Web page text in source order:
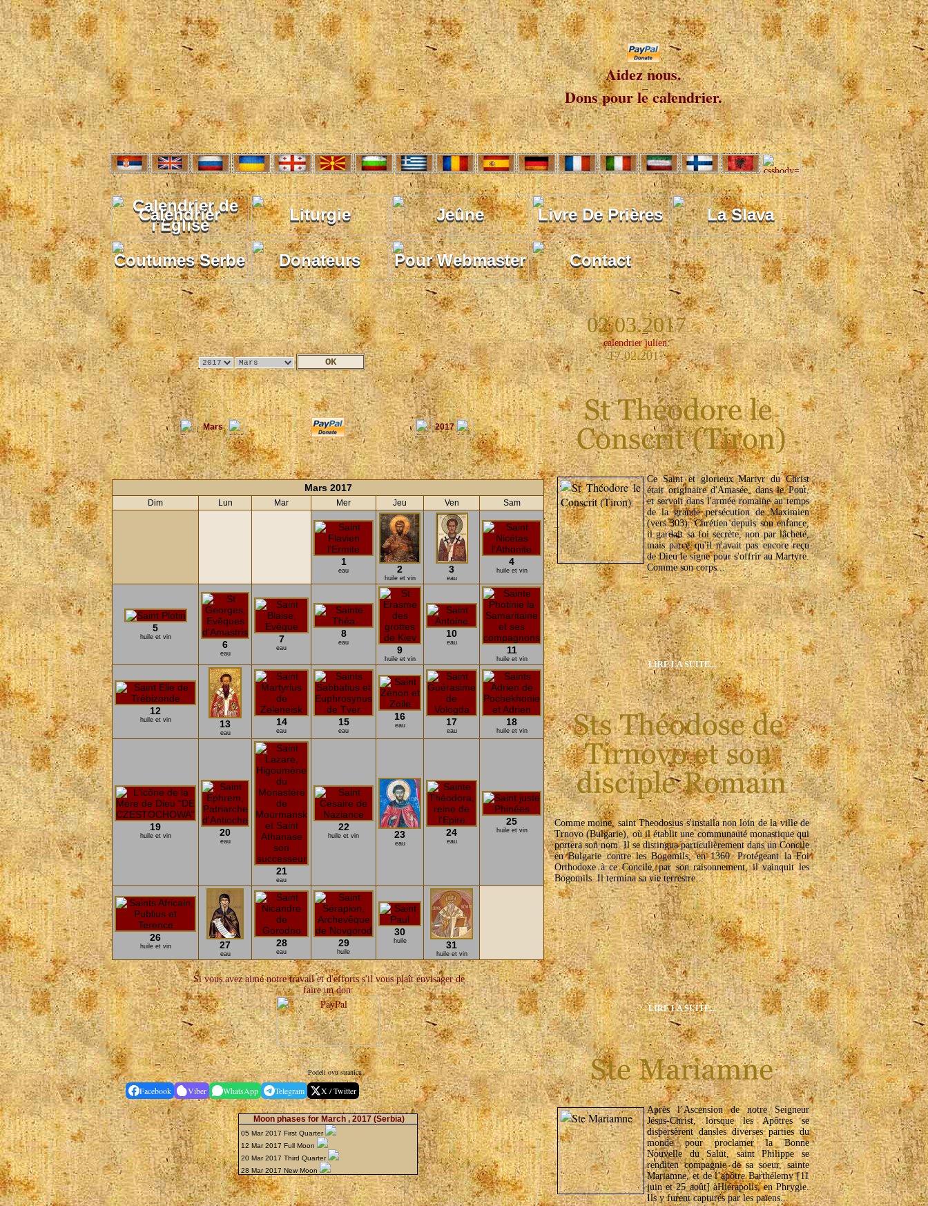
Aidez nous.
Dons pour le calendrier.
Calendrier Liturgie Jeûne Livre De Prières La Slava
Coutumes Serbe Donateurs Pour Webmaster Contact
02.03.2017
calendrier julien:
17.02.2017
Mars 2017
Ce Saint et glorieux Martyr du Christ
était originaire d'Amasée, dans le Pont,
et servait dans l'armée romaine au temps
de la grande persécution de Maximien
(vers 303). Chrétien depuis son enfance,
il gardait sa foi secrète, non par lâcheté,
mais parce qu'il n'avait pas encore reçu
de Dieu le signe pour s'offrir au Martyre.
Comme son corps...
LIRE LA SUITE...
Comme moine, saint Theodosius s'installa non loin de la ville de
Trnovo (Bulgarie), où il établit une communauté monastique qui
portera son nom. Il se distingua particulièrement dans un Concile
en Bulgarie contre les Bogomils, en 1360. Protégeant la Foi
Orthodoxe à ce Concile, par son raisonnement, il vainquit les
Bogomils. Il termina sa vie terrestre...
LIRE LA SUITE...
Après l’Ascension de notre Seigneur
Jésus-Christ, lorsque les Apôtres se
dispersèrent dansles diverses parties du
monde pour proclamer la Bonne
Nouvelle du Salut, saint Philippe se
renditen compagnie de sa soeur, sainte
Mariamne, et de l’apôtre Barthélemy [11
juin et 25 août] àHiérapolis, en Phrygie.
Ils y furent capturés par les païens...
Mars 2017
Dim Lun Mar Mer Jeu Ven Sam
1
eau 2
huile et vin
3
eau
4
huile et vin
5
huile et vin
6
eau
7
eau
8
eau
9
huile et vin
10
eau
11
huile et vin
12
huile et vin 13
eau
14
eau
15
eau
16
eau 17
eau
18
huile et vin
19
huile et vin 20
eau
21
eau
22
huile et vin 23
eau
24
eau
25
huile et vin
26
huile et vin 27
eau
28
eau
29
huile
30
huile 31
huile et vin
Si vous avez aimé notre travail et d'efforts s'il vous plaît envisager de
faire un don:
Podeli ovu stranicu
Facebook Viber WhatsApp Telegram X / Twitter
Moon phases for March , 2017 (Serbia)
05 Mar 2017 First Quarter
12 Mar 2017 Full Moon
20 Mar 2017 Third Quarter
28 Mar 2017 New Moon